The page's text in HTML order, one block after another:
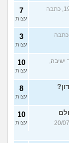
(אנונימי, בת 19, כתבה
7
עצות
בת 18, כתבה
3
עצות
ישיבה,
10
עצות
8
עצות
כתב ב-20/07/26
10
עצות